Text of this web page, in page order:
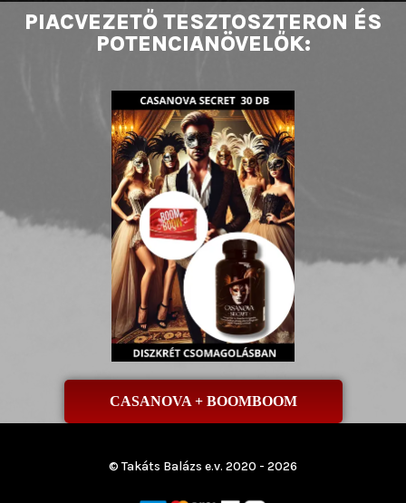
PIACVEZETŐ TESZTOSZTERON ÉS
POTENCIANÖVELŐK:
CASANOVA + BOOMBOOM
© Takáts Balázs e.v. 2020 - 2026